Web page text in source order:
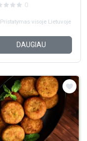
0
Pristatymas visoje Lietuvoje
DAUGIAU